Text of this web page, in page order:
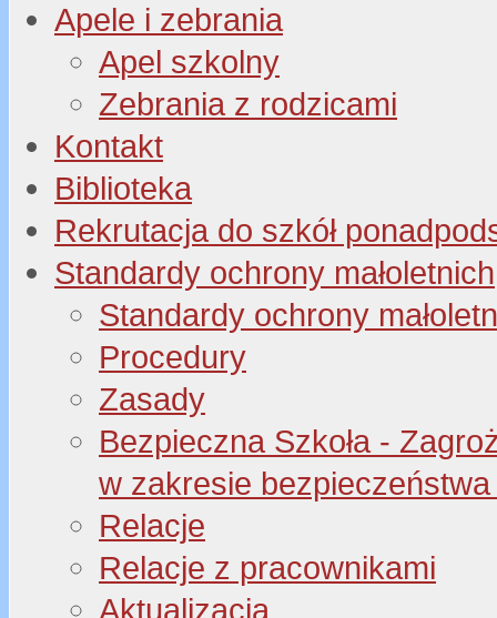
Apele i zebrania
Apel szkolny
Zebrania z rodzicami
Kontakt
Biblioteka
Rekrutacja do szkół
Standardy ochrony małoletnich
Standardy ochrony
Procedury
Zasady
Bezpieczna Szkoła -
w zakresie
Relacje
Relacje z pracownikami
Aktualizacja